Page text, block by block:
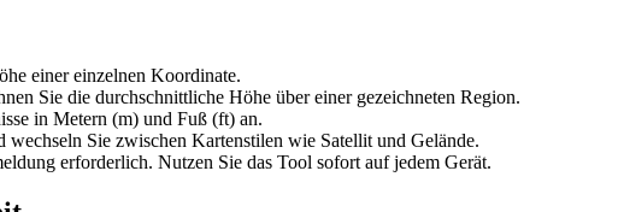
einer einzelnen Koordinate.
Sie die durchschnittliche Höhe über einer gezeichneten Region.
in Metern (m) und Fuß (ft) an.
wechseln Sie zwischen Kartenstilen wie Satellit und Gelände.
erforderlich. Nutzen Sie das Tool sofort auf jedem Gerät.